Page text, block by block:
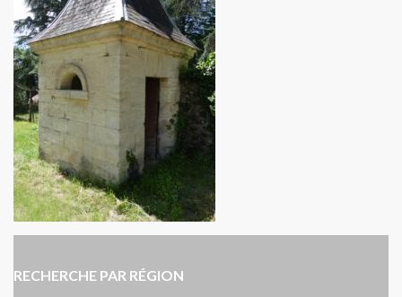
RECHERCHE PAR RÉGION